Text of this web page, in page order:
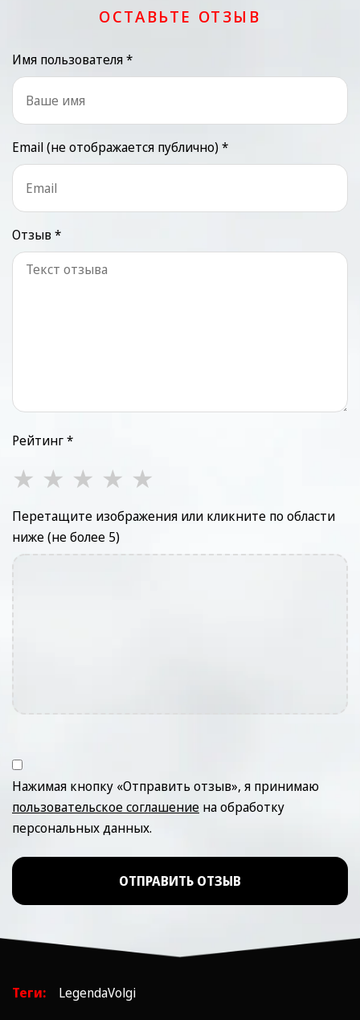
ОСТАВЬТЕ ОТЗЫВ
Имя пользователя *
Email (не отображается публично) *
Отзыв *
Рейтинг *
★
★
★
★
★
Перетащите изображения или кликните по области
ниже (не более 5)
Нажимая кнопку «Отправить отзыв», я принимаю
пользовательское соглашение на обработку
персональных данных.
ОТПРАВИТЬ ОТЗЫВ
Теги: LegendaVolgi